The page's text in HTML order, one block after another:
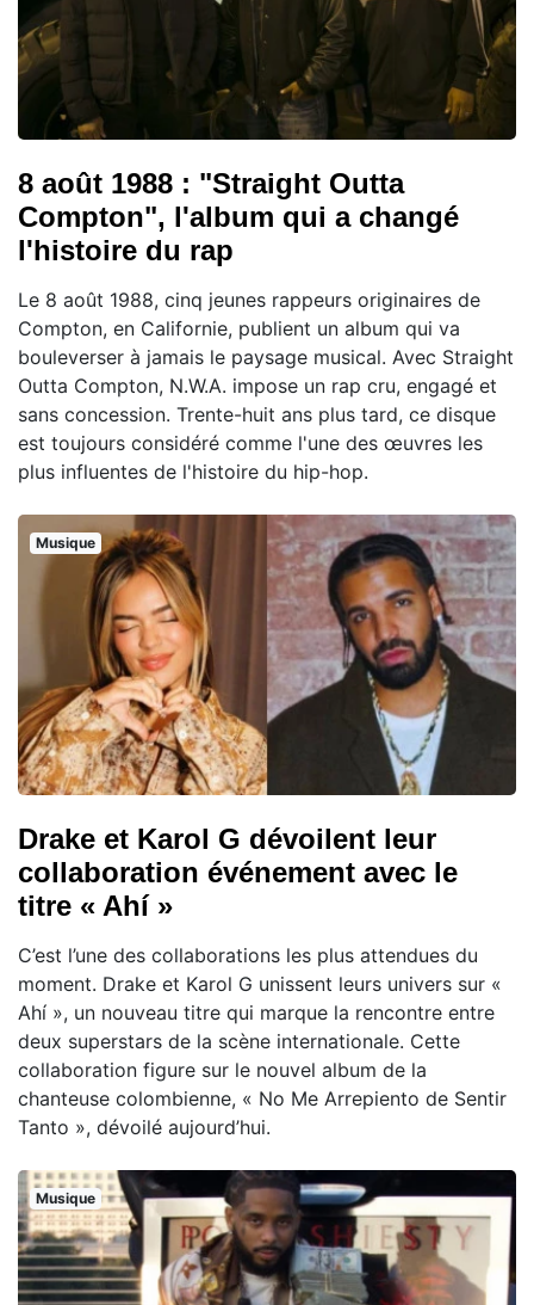
8 août 1988 : "Straight Outta
Compton", l'album qui a changé
l'histoire du rap
Le 8 août 1988, cinq jeunes rappeurs originaires de
Compton, en Californie, publient un album qui va
bouleverser à jamais le paysage musical. Avec Straight
Outta Compton, N.W.A. impose un rap cru, engagé et
sans concession. Trente-huit ans plus tard, ce disque
est toujours considéré comme l'une des œuvres les
plus influentes de l'histoire du hip-hop.
Musique
Drake et Karol G dévoilent leur
collaboration événement avec le
titre « Ahí »
C’est l’une des collaborations les plus attendues du
moment. Drake et Karol G unissent leurs univers sur «
Ahí », un nouveau titre qui marque la rencontre entre
deux superstars de la scène internationale. Cette
collaboration figure sur le nouvel album de la
chanteuse colombienne, « No Me Arrepiento de Sentir
Tanto », dévoilé aujourd’hui.
Musique